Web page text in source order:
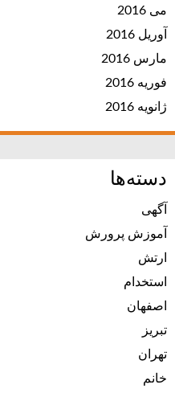
می 2016
آوریل 2016
مارس 2016
فوریه 2016
ژانویه 2016
دسته‌ها
آگهی
آموزش پرورش
ارتش
استخدام
اصفهان
تبریز
تهران
خانم